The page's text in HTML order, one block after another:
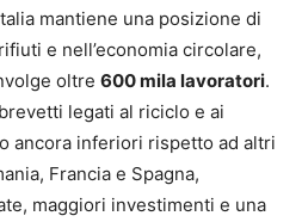
mantiene una posizione di
e nell’economia circolare,
oltre 600 mila lavoratori.
legati al riciclo e ai
ancora inferiori rispetto ad altri
Francia e Spagna,
maggiori investimenti e una